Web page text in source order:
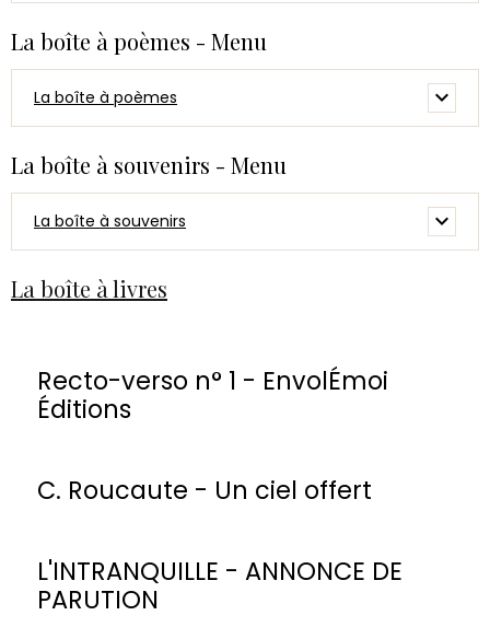
La boîte à poèmes - Menu
La boîte à poèmes
La boîte à souvenirs - Menu
La boîte à souvenirs
La boîte à livres
Recto-verso n° 1 - EnvolÉmoi
Éditions
C. Roucaute - Un ciel offert
L'INTRANQUILLE - ANNONCE DE
PARUTION